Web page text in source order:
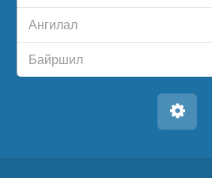
Ангилал
Байршил